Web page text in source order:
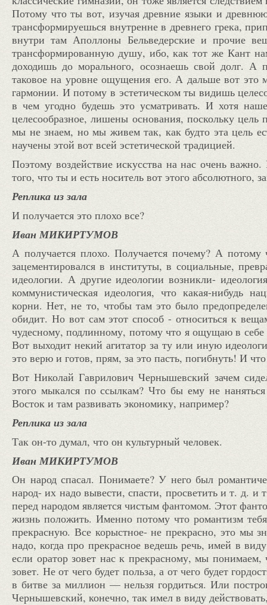
Потому что ты вот, изучая древние языки и
трансформируешься внутренне в древнего грека,
внутри там Аполлоны Бельведерские и прочие
трансформированную душу, ибо, как тот же Кант
доходишь до морального, осознаешь свой долг. А
таковое на уровне ощущения его. А дальше вот это
гармонии. И потому в эстетическом ты видишь
в чем угодно будешь это усматривать. И хотя
целесообразное, лишены основания, поскольку
мы не знаем, но мы живем так, как будто эта цель
научены этой вот всей эстетической традицией.
Поэтому воздействие искусства на нас очень
того, что ты и есть носитель вот этого абсолютного,
Реплика из зала
И получается это плохо все?
Иван МИКИРТУМОВ
А получается плохо. Получается почему? А
зацементировался в институты, в социальные,
идеологии. А другие идеологии возникли-
коммунистическая идеология, что какая-нибудь
корни. Нет, не то, чтобы там это было
обидит. Но вот сам этот способ - относиться к
чудесному, подлинному, потому что я ощущаю в
Вот выходит некий агитатор за ту или иную
это верю и готов, прям, за это пасть, погибнуть! И
Вот Николай Гаврилович Чернышевский зачем
этого мыкался по ссылкам? Что бы ему не
Восток и там развивать экономику, например?
Реплика из зала
Так он-то думал, что он культурный человек.
Иван МИКИРТУМОВ
Он народ спасал. Понимаете? У него был
народ- их надо вывести, спасти, просветить и т. д.
перед народом является чистым фантомом. Этот
жизнь положить. Именно потому что романтизм
прекрасную. Все корыстное- не прекрасно, это мы
надо, когда про прекрасное ведешь речь, имей в
если оратор зовет нас к прекрасному, мы
зовет. Не от чего будет польза, а от чего будет
в битве за миллион — нельзя гордиться. Или
Чернышевский, конечно, так имел в виду